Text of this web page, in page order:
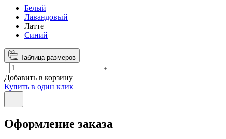
Белый
Лавандовый
Латте
Синий
Таблица размеров
Добавить в корзину
Купить в один клик
Оформление заказа